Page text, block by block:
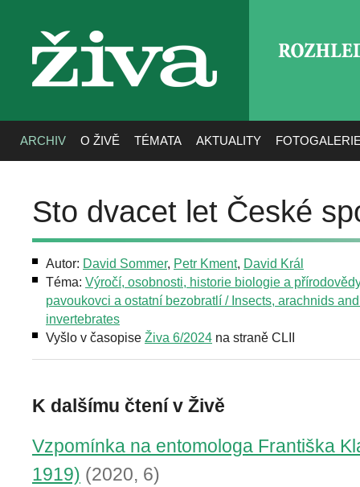
živa
ARCHIV O ŽIVĚ TÉMATA AKTUALITY
Sto dvacet let České
Autor: David Sommer, Petr Kment, David Král
Téma: Výročí, osobnosti, historie biologie a
pavoukovci a ostatní bezobratlí / Insects, arachnids
invertebrates
Vyšlo v časopise Živa 6/2024 na straně CLII
K dalšímu čtení v Živě
Vzpomínka na entomologa Františka
1919) (2020, 6)